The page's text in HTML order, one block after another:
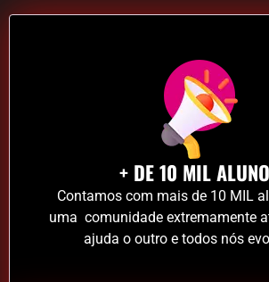
+ DE 10 MIL
Contamos com mais de 10 MIL
uma comunidade extremamente
ajuda o outro e todos nós